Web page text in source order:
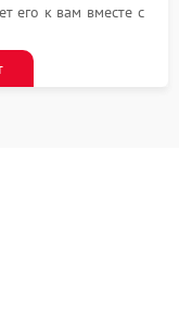
его к вам вместе с